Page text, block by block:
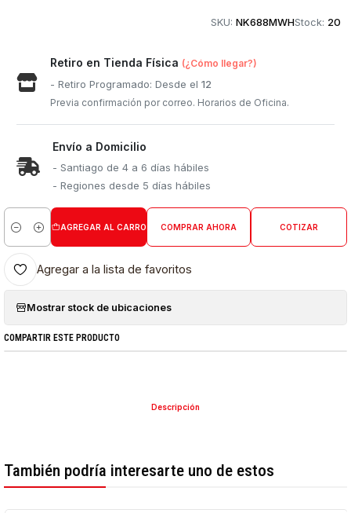
SKU: NK688MWHStock: 20
Retiro en Tienda Física (¿Cómo llegar?)
- Retiro Programado: Desde el12
Previa confirmación por correo. Horarios de Oficina.
Envío a Domicilio
- Santiago de 4 a 6 días hábiles
- Regiones desde 5 días hábiles
Cantidad
AGREGAR AL CARRO COMPRAR AHORA COTIZAR
Agregar a la lista de favoritos
Mostrar stock de ubicaciones
COMPARTIR ESTE PRODUCTO
Descripción
También podría interesarte uno de estos